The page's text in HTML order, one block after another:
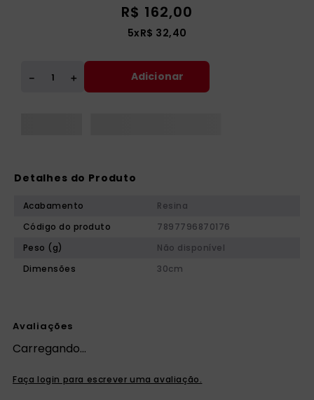
R$ 162,00
5xR$ 32,40
＋
－ Adicionar
Detalhes do Produto
Acabamento
Resina
Código do produto
7897796870176
Peso (g)
Não disponível
Dimensões
30cm
Avaliações
Carregando…
Faça login para escrever uma avaliação.